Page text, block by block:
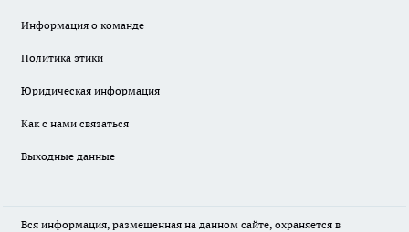
Информация о команде
Политика этики
Юридическая информация
Как с нами связаться
Выходные данные
Вся информация, размещенная на данном сайте, охраняется в